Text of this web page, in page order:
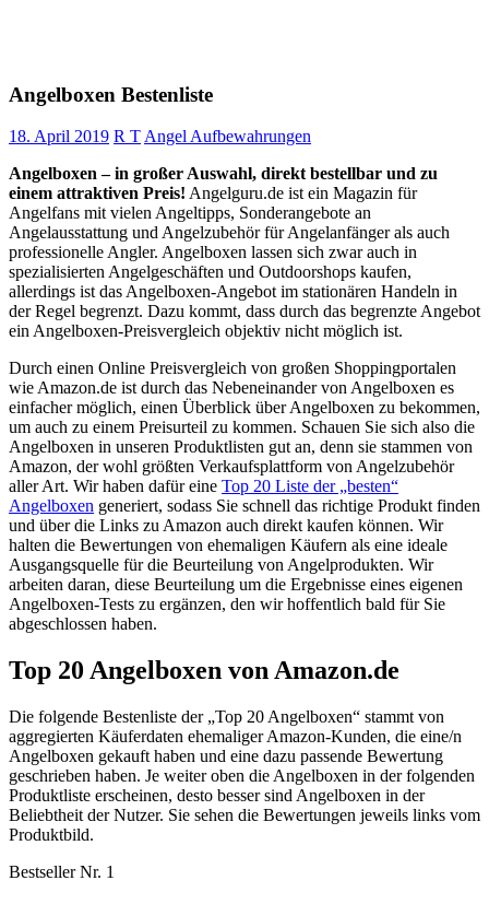
Angelboxen Bestenliste
18. April 2019 R TAngel Aufbewahrungen
Angelboxen – in großer Auswahl, direkt bestellbar und zu
einem attraktiven Preis! Angelguru.de ist ein Magazin für
Angelfans mit vielen Angeltipps, Sonderangebote an
Angelausstattung und Angelzubehör für Angelanfänger als auch
professionelle Angler. Angelboxen lassen sich zwar auch in
spezialisierten Angelgeschäften und Outdoorshops kaufen,
allerdings ist das Angelboxen-Angebot im stationären Handeln in
der Regel begrenzt. Dazu kommt, dass durch das begrenzte Angebot
ein Angelboxen-Preisvergleich objektiv nicht möglich ist.
Durch einen Online Preisvergleich von großen Shoppingportalen
wie Amazon.de ist durch das Nebeneinander von Angelboxen es
einfacher möglich, einen Überblick über Angelboxen zu bekommen,
um auch zu einem Preisurteil zu kommen. Schauen Sie sich also die
Angelboxen in unseren Produktlisten gut an, denn sie stammen von
Amazon, der wohl größten Verkaufsplattform von Angelzubehör
aller Art. Wir haben dafür eine Top 20 Liste der „besten“
Angelboxen generiert, sodass Sie schnell das richtige Produkt finden
und über die Links zu Amazon auch direkt kaufen können. Wir
halten die Bewertungen von ehemaligen Käufern als eine ideale
Ausgangsquelle für die Beurteilung von Angelprodukten. Wir
arbeiten daran, diese Beurteilung um die Ergebnisse eines eigenen
Angelboxen-Tests zu ergänzen, den wir hoffentlich bald für Sie
abgeschlossen haben.
Top 20 Angelboxen von Amazon.de
Die folgende Bestenliste der „Top 20 Angelboxen“ stammt von
aggregierten Käuferdaten ehemaliger Amazon-Kunden, die eine/n
Angelboxen gekauft haben und eine dazu passende Bewertung
geschrieben haben. Je weiter oben die Angelboxen in der folgenden
Produktliste erscheinen, desto besser sind Angelboxen in der
Beliebtheit der Nutzer. Sie sehen die Bewertungen jeweils links vom
Produktbild.
Bestseller Nr. 1